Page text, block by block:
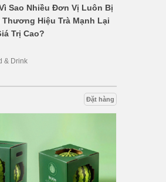
Sao Nhiều Đơn Vị Luôn Bị
Thương Hiệu Trà Mạnh Lại
Trị Cao?
& Drink
Đặt hàng